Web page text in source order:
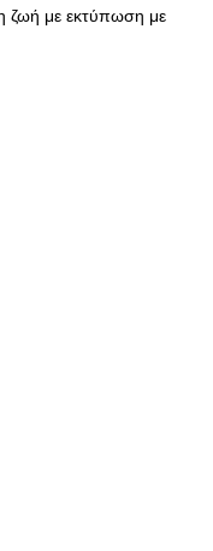
ζωή με εκτύπωση με